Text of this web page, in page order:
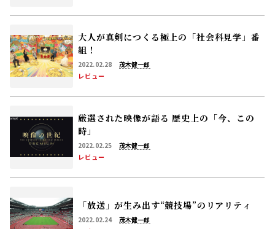
大人が真剣につくる極上の「社会科見学」番
組！
2022.02.28
茂木健一郎
レビュー
厳選された映像が語る 歴史上の――「今、この
時」
2022.02.25
茂木健一郎
レビュー
「放送」が生み出す“競技場”のリアリティ
2022.02.24
茂木健一郎